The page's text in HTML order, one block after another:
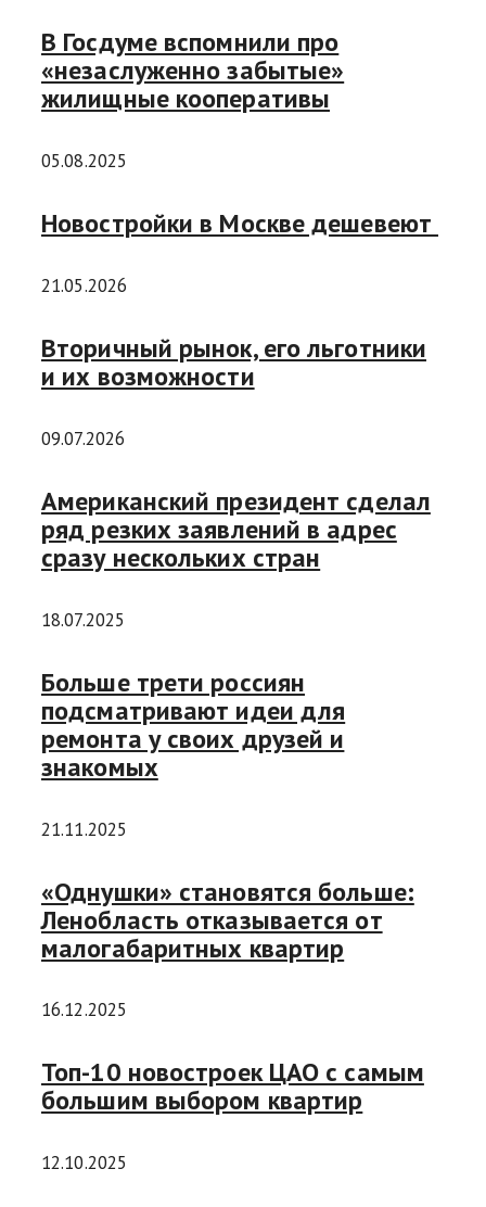
В Госдуме вспомнили про
«незаслуженно забытые»
жилищные кооперативы
05.08.2025
Новостройки в Москве дешевеют
21.05.2026
Вторичный рынок, его льготники
и их возможности
09.07.2026
Американский президент сделал
ряд резких заявлений в адрес
сразу нескольких стран
18.07.2025
Больше трети россиян
подсматривают идеи для
ремонта у своих друзей и
знакомых
21.11.2025
«Однушки» становятся больше:
Ленобласть отказывается от
малогабаритных квартир
16.12.2025
Топ-10 новостроек ЦАО с самым
большим выбором квартир
12.10.2025